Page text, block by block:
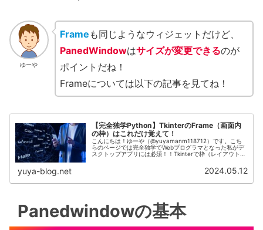
ゆーや
Frame も同じようなウィジェットだけど、
PanedWindowはサイズが変更できるのが
ポイントだね！
Frameについては以下の記事を見てね！
【完全独学Python】TkinterのFrame（画面内
の枠）はこれだけ覚えて！
こんにちは！ゆーや（@yuyamanm118712）です。こち
らのページでは完全独学でWebプログラマとなった私がデ
スクトップアプリには必須！！Tkinterで枠（レイアウトの
yuya-blog.net 2024.05.12
Panedwindowの基本